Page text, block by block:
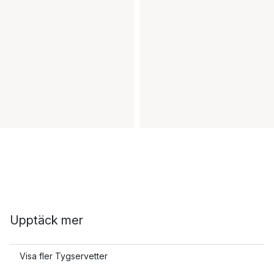
Upptäck mer
Visa fler Tygservetter